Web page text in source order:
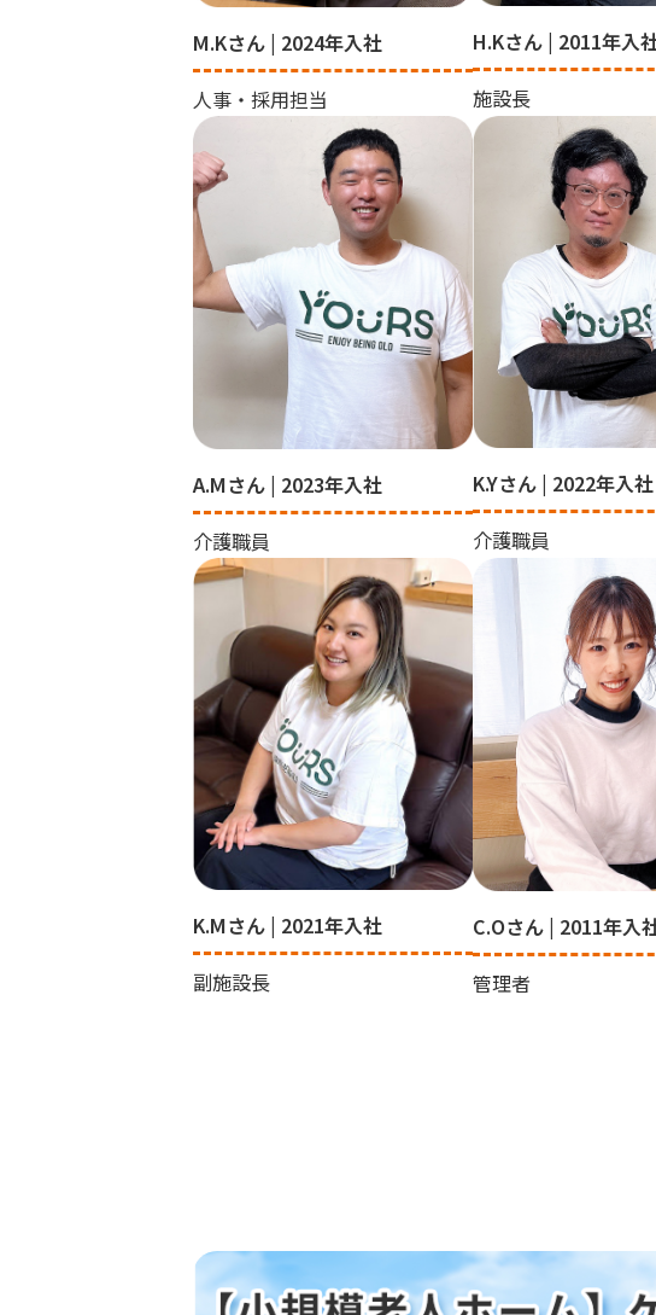
M.Kさん | 2024年入社
人事・採用担当
H.Kさん | 2011年入
施設長
A.Mさん | 2023年入社
介護職員
K.Yさん | 2022年入社
介護職員
K.Mさん | 2021年入社
副施設長
C.Oさん | 2011年入
管理者